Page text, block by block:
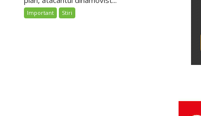
Important Stiri